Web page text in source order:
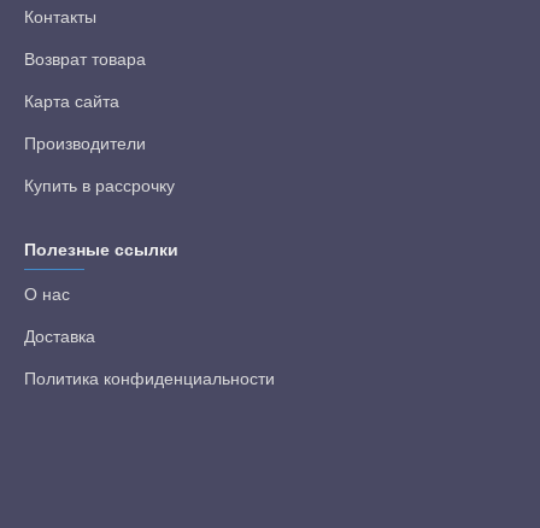
Контакты
Возврат товара
Карта сайта
Производители
Купить в рассрочку
Полезные ссылки
О нас
Доставка
Политика конфиденциальности